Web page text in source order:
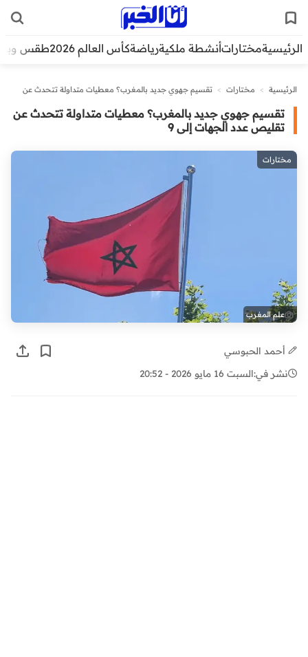
الرئيسيةمختاراتأنشطة ملكيةرياضةكأس العالم 2026 طقس
الرئيسية > مختارات > تقسيم جهوي جديد بالمغرب؟ معطيات متداولة تتحدث عن
تقسيم جهوي جديد بالمغرب؟ معطيات متداولة تتحدث عن
تقليص عدد الجهات إلى 9
مختارات
علم المغرب
أحمد الحبوسي
نشر في:السبت 16 مايو 2026 - 20:52